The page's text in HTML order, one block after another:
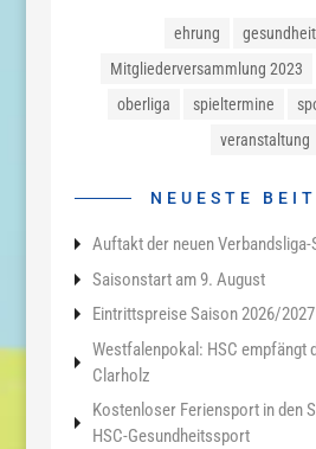
ehrung
Mitgliederversammlung 2023
oberliga
spieltermine
veranstaltung
NEUESTE
Auftakt der neuen Verbandsliga-
Saisonstart am 9. August
Eintrittspreise Saison 2026/
Westfalenpokal: HSC empfängt
Clarholz
Kostenloser Feriensport in den
HSC-Gesundheitssport